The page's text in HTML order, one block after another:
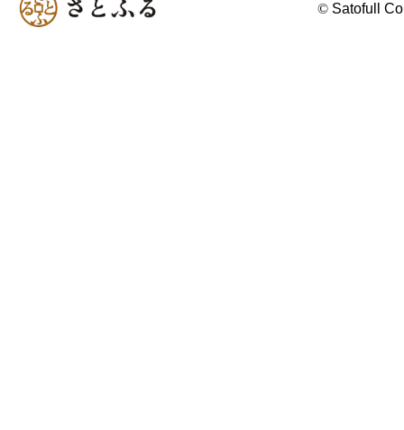
© Satofull